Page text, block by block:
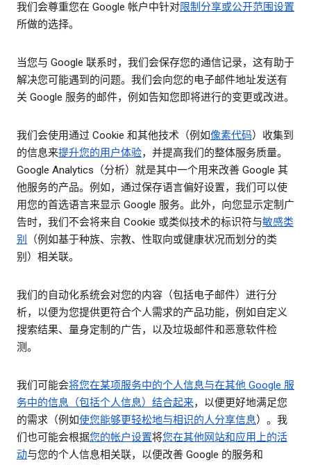
我们会尊重您在 Google 帐户中针对限制分享或公开范围设置
所做的选择。
当您与 Google 联系时，我们会保存您的通信记录，这有助于
解决您可能遇到的问题。我们会向您的电子邮件地址发送有
关 Google 服务的邮件，例如告知您即将进行的变更或改进。
我们会使用通过 Cookie 和其他技术（例如像素代码）收集到
的信息来提升您的用户体验，并提高我们的整体服务质量。
Google Analytics（分析）就是其中一个用来改善 Google 其
他服务的产品。例如，通过保存语言偏好设置，我们可以使
用您的首选语言来显示 Google 服务。此外，向您显示定制广
告时，我们不会将来自 Cookie 或类似技术的标识符与敏感类
别
（例如基于种族、宗教、性取向或健康状况而划分的类
别）相关联。
我们的自动化系统会对您的内容（包括电子邮件）进行分
析，以便为您提供更符合个人需求的产品功能，例如自定义
搜索结果、量身定制的广告，以及垃圾邮件和恶意软件检
测。
我们可能会将您在某项服务中的个人信息与在其他 Google 服
务中的信息（包括个人信息）结合起来，以便更好地满足您
的需求（例如使您能够更轻松地与相识的人分享信息）。我
们也可能会根据您的帐户设置将您在其他网站和应用上的活
动与您的个人信息相关联，以便改善 Google 的服务和